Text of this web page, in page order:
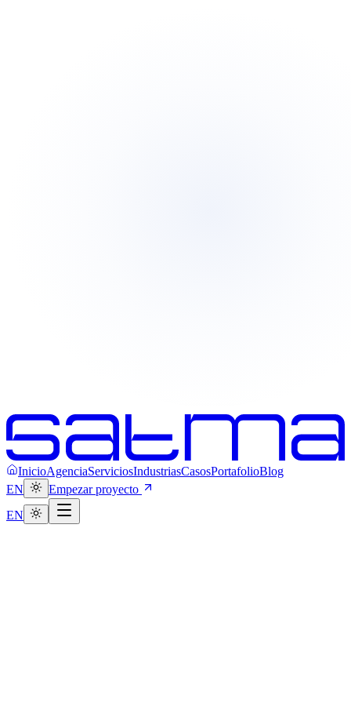
InicioAgenciaServiciosIndustriasCasosPortafolioBlog
EN
Empezar proyecto
EN